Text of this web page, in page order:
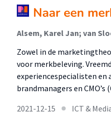
Naar een
Alsem, Karel Jan; van
Zowel in de
voor merkbeleving.
experiencespecialisten en
brandmanagers en
2021-12-15
ICT &